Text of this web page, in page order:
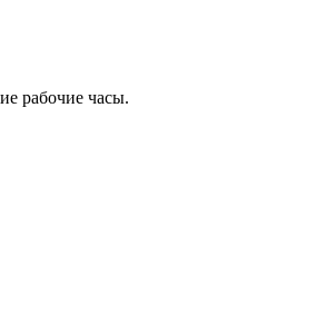
рабочие часы.